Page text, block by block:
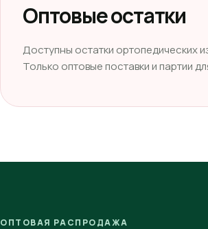
Оптовые остатки
Доступны остатки ортопедических
Только оптовые поставки и партии
ОПТОВАЯ РАСПРОДАЖА